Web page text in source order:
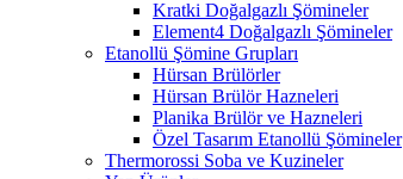
Kratki Doğalgazlı Şömineler
Element4 Doğalgazlı Şömineler
Etanollü Şömine Grupları
Hürsan Brülörler
Hürsan Brülör Hazneleri
Planika Brülör ve Hazneleri
Özel Tasarım Etanollü Şömineler
Thermorossi Soba ve Kuzineler